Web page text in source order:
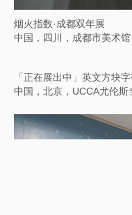
烟火指数·成都双年展
中国，四川，成都市美术馆